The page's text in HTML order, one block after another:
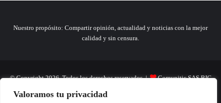
Valoramos tu privacidad
Nuestro propósito: Compartir opinión, actualidad y noticias con la mejor
calidad y sin censura.
© Copyright 2026, Todos los derechos reservados | Comunitic SAS BIC
Nit 901228106